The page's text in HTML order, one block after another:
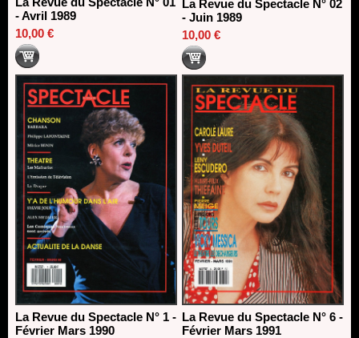
- Avril 1989
10,00 €
La Revue du Spectacle N° 02
- Juin 1989
10,00 €
La Revue du Spectacle N° 1 -
Février Mars 1990
La Revue du Spectacle N° 6 -
Février Mars 1991